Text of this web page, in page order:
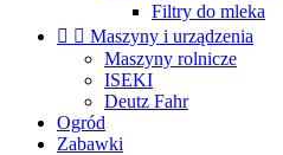
Filtry do mleka
  Maszyny i urządzenia
Maszyny rolnicze
ISEKI
Deutz Fahr
Ogród
Zabawki